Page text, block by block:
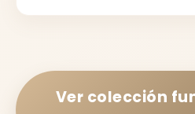
Ver colección